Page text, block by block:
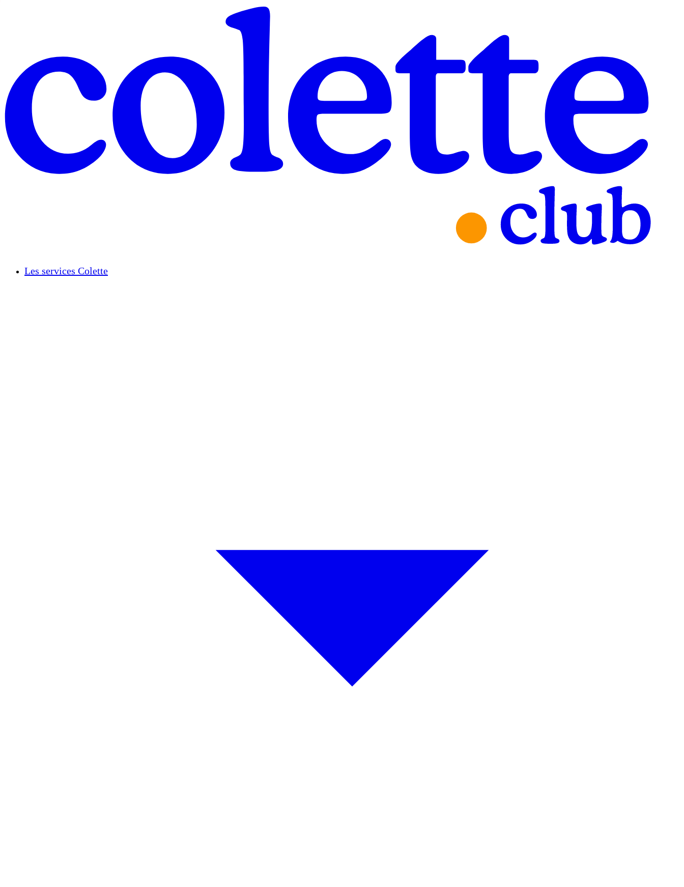
Les services Colette